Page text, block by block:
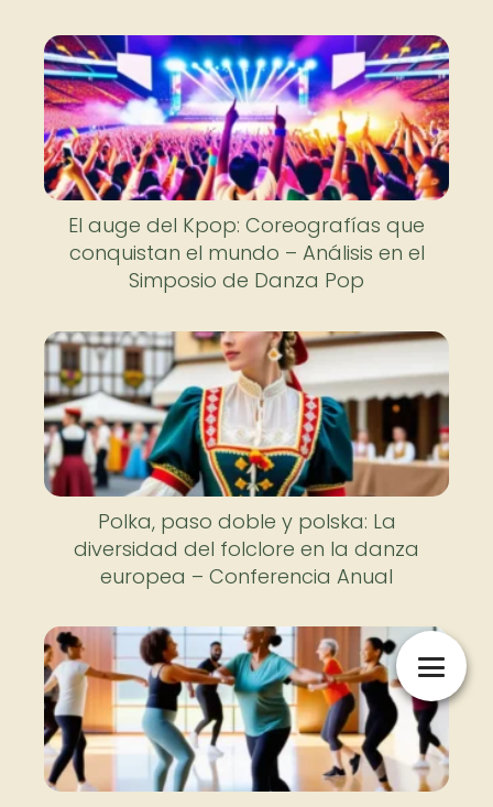
El auge del Kpop: Coreografías que
conquistan el mundo – Análisis en el
Simposio de Danza Pop
Polka, paso doble y polska: La
diversidad del folclore en la danza
europea – Conferencia Anual